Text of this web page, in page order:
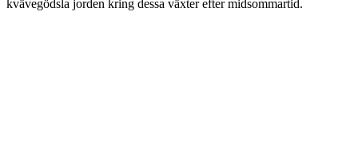
kvävegödsla jorden kring dessa växter efter midsommartid.